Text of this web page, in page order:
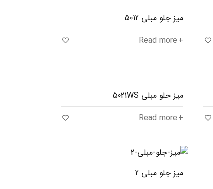
میز جلو مبلی 5012
Read more
میز جلو مبلی 5021WS
Read more
میز جلو مبلی 2